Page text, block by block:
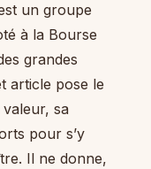
un groupe
à la Bourse
grandes
article pose le
valeur, sa
pour s’y
Il ne donne,